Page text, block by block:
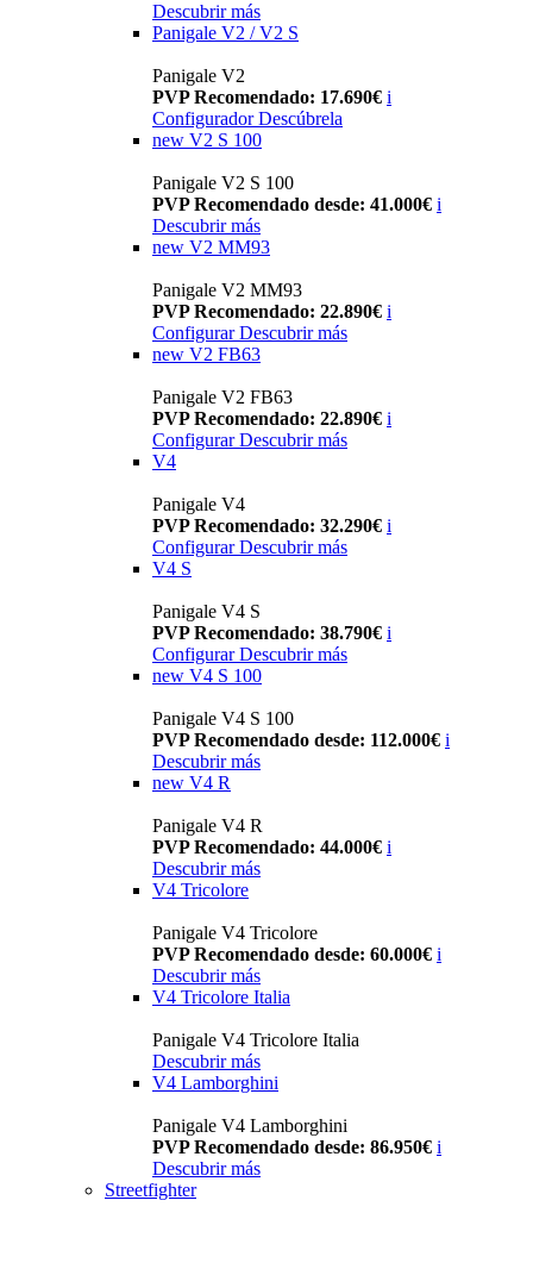
Descubrir más
Panigale V2 / V2 S
Panigale V2
PVP Recomendado: 17.690€ i
Configurador Descúbrela
new V2 S 100
Panigale V2 S 100
PVP Recomendado desde: 41.000€ i
Descubrir más
new V2 MM93
Panigale V2 MM93
PVP Recomendado: 22.890€ i
Configurar Descubrir más
new V2 FB63
Panigale V2 FB63
PVP Recomendado: 22.890€ i
Configurar Descubrir más
V4
Panigale V4
PVP Recomendado: 32.290€ i
Configurar Descubrir más
V4 S
Panigale V4 S
PVP Recomendado: 38.790€ i
Configurar Descubrir más
new V4 S 100
Panigale V4 S 100
PVP Recomendado desde: 112.000€ i
Descubrir más
new V4 R
Panigale V4 R
PVP Recomendado: 44.000€ i
Descubrir más
V4 Tricolore
Panigale V4 Tricolore
PVP Recomendado desde: 60.000€ i
Descubrir más
V4 Tricolore Italia
Panigale V4 Tricolore Italia
Descubrir más
V4 Lamborghini
Panigale V4 Lamborghini
PVP Recomendado desde: 86.950€ i
Descubrir más
Streetfighter